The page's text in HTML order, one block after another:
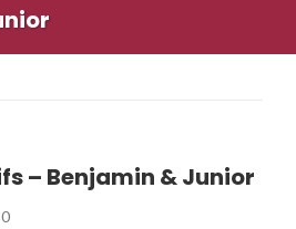
– Benjamin & Junior
0